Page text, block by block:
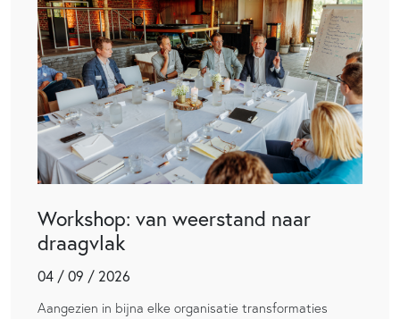
Workshop: van weerstand naar
draagvlak
04 / 09 / 2026
Aangezien in bijna elke organisatie transformaties